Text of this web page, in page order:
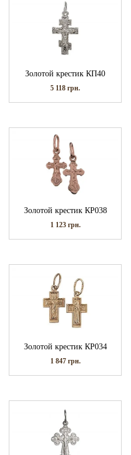
Золотой крестик КП40
5 118грн.
Золотой крестик КР038
1 123 грн.
Золотой крестик КР034
1 847 грн.